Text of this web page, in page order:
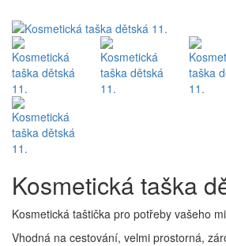
Kosmetická taška
Kosmetická taštička pro potřeby vašeho
Vhodná na cestování, velmi prostorná,